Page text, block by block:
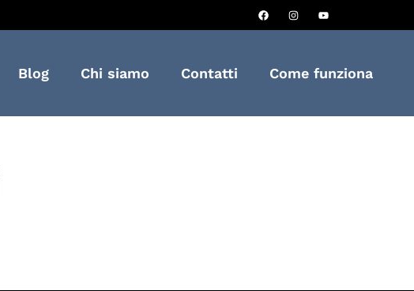
Blog Chi siamo Contatti Come funziona